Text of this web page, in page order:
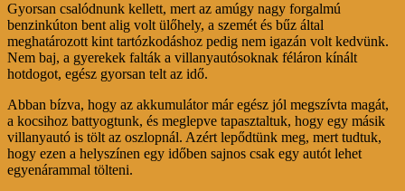
Gyorsan csalódnunk kellett, mert az amúgy nagy forgalmú
benzinkúton bent alig volt ülőhely, a szemét és bűz által
meghatározott kint tartózkodáshoz pedig nem igazán volt kedvünk.
Nem baj, a gyerekek falták a villanyautósoknak féláron kínált
hotdogot, egész gyorsan telt az idő.
Abban bízva, hogy az akkumulátor már egész jól megszívta magát,
a kocsihoz battyogtunk, és meglepve tapasztaltuk, hogy egy másik
villanyautó is tölt az oszlopnál. Azért lepődtünk meg, mert tudtuk,
hogy ezen a helyszínen egy időben sajnos csak egy autót lehet
egyenárammal tölteni.